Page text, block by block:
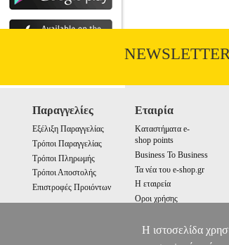
Παραγγελίες
Εξέλιξη Παραγγελίας
Τρόποι Παραγγελίας
Τρόποι Πληρωμής
Τρόποι Αποστολής
Επιστροφές Προιόντων
Εταιρία
Καταστήματα e-
shop points
Business To Business
Τα νέα του e-shop.gr
Η εταιρεία
Οροι χρήσης
Η ιστοσελίδα